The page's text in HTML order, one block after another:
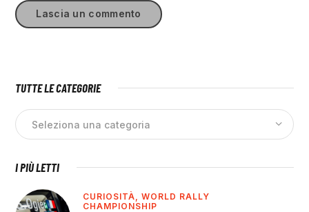
TUTTE LE CATEGORIE
I PIÙ LETTI
CURIOSITÀ,WORLD RALLY
CHAMPIONSHIP